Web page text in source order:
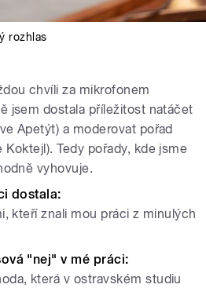
rozhlas
chvíli za mikrofonem
jsem dostala příležitost natáčet
Apetýt) a moderovat pořad
Koktejl). Tedy pořady, kde jsme
vyhovuje.
dostala:
kteří znali mou práci z minulých
"nej" v mé práci:
která v ostravském studiu